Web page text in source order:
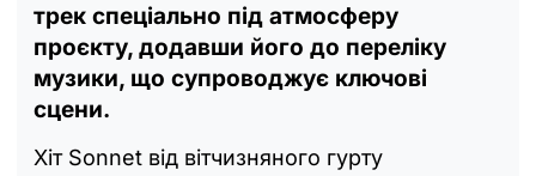
трек спеціально під атмосферу
проєкту, додавши його до переліку
музики, що супроводжує ключові
сцени.
Хіт Sonnet від вітчизняного гурту